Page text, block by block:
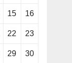
15 16
22 23
29 30